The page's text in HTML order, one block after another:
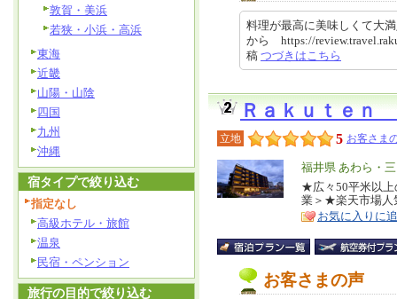
料理が最高に美味しくて大
から https://
稿 つづきはこちら
Ｒａｋｕｔｅｎ
立地 5 お客さま
エ
リ
ア
福井県 あわら・
特
徴
★広々50平米以上
業＞★楽天市場人
お気に入りに
お客さまの声
敦賀・美浜
若狭・小浜・高浜
東海
近畿
山陽・山陰
四国
九州
沖縄
宿タイプで絞り込む
指定なし
高級ホテル・旅館
温泉
民宿・ペンション
旅行の目的で絞り込む